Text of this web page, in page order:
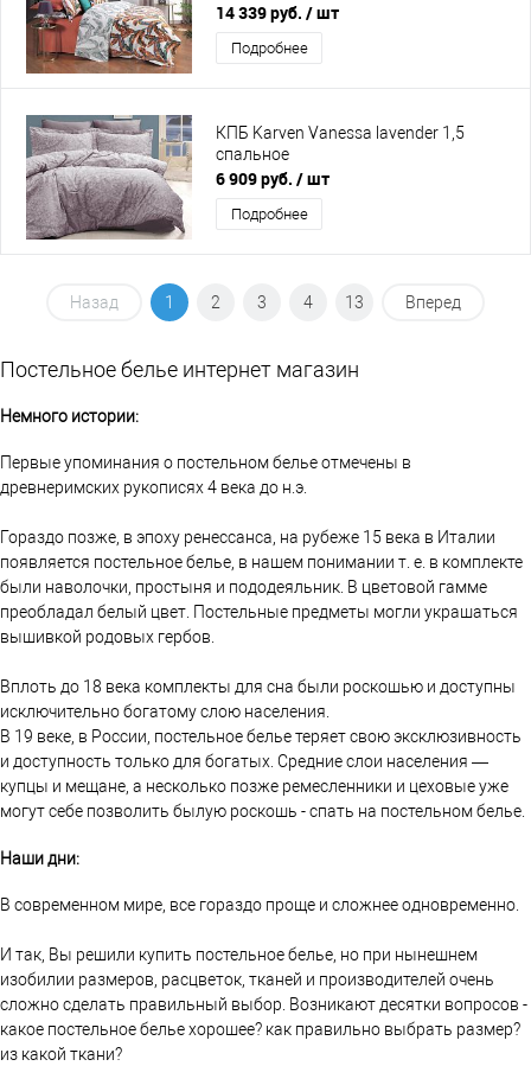
14 339 руб. / шт
Подробнее
КПБ Karven Vanessa lavender 1,5
спальное
6 909 руб. / шт
Подробнее
Назад 1 2 3 4 13 Вперед
Постельное белье интернет магазин
Немного истории:
Первые упоминания о постельном белье отмечены в
древнеримских рукописях 4 века до н.э.
Гораздо позже, в эпоху ренессанса, на рубеже 15 века в Италии
появляется постельное белье, в нашем понимании т. е. в комплекте
были наволочки, простыня и пододеяльник. В цветовой гамме
преобладал белый цвет. Постельные предметы могли украшаться
вышивкой родовых гербов.
Вплоть до 18 века комплекты для сна были роскошью и доступны
исключительно богатому слою населения.
В 19 веке, в России, постельное белье теряет свою эксклюзивность
и доступность только для богатых. Средние слои населения —
купцы и мещане, а несколько позже ремесленники и цеховые уже
могут себе позволить былую роскошь - спать на постельном белье.
Наши дни:
В современном мире, все гораздо проще и сложнее одновременно.
И так, Вы решили купить постельное белье, но при нынешнем
изобилии размеров, расцветок, тканей и производителей очень
сложно сделать правильный выбор. Возникают десятки вопросов -
какое постельное белье хорошее? как правильно выбрать размер?
из какой ткани?